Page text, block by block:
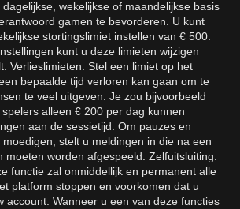
wekelijkse of maandelijkse basis
gamen te bevorderen. U kunt
stortingslimiet instellen van € 500.
kunt u deze limieten wijzigen
Verlieslimieten: Stel een limiet op het
bepaalde tijd verloren kan gaan om te
te veel uitgeven. Je zou bijvoorbeeld
alleen € 200 per dag kunnen
aan de sessietijd: Om pauzes en
stelt u meldingen in die na een
moeten worden afgespeeld. Zelfuitsluiting:
functie zal onmiddellijk en permanent alle
platform stoppen en voorkomen dat u
account. Wanneer u een van deze functies